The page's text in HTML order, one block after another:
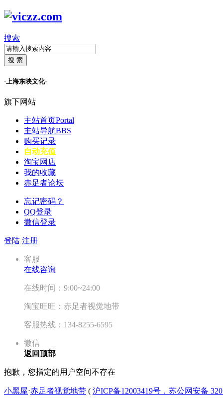
搜索
搜 索
-上海东映文化-
旗下网站
主站首页Portal
主站导航BBS
购买记录
自动充值
淘宝网店
我的收藏
赤足者论坛
忘记密码？
QQ登录
微信登录
登陆 注册
客服
在线咨询
在线时间：9:00~24:00
淘宝旺旺：赤足者视觉地带
客服热线：134-8255-6595
微信
返回顶部
抱歉，您指定的用户空间不存在
小黑屋⋅赤足者视觉地带 ( 沪ICP备12003419号，苏公网安备